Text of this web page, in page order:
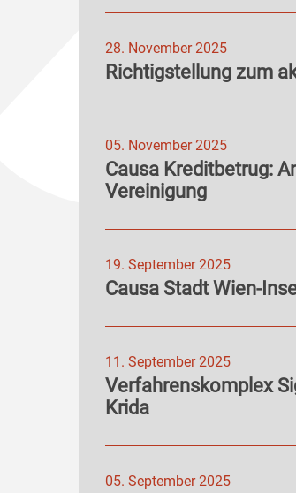
28. November 2025
Richtigstellung zum
05. November 2025
Causa Kreditbetrug:
Vereinigung
19. September 2025
Causa Stadt Wien-
11. September 2025
Verfahrenskomplex
Krida
05. September 2025